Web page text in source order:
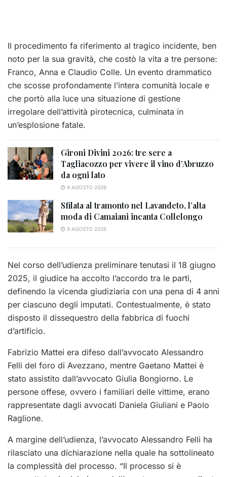
Il procedimento fa riferimento al tragico incidente, ben
noto per la sua gravità, che costò la vita a tre persone:
Franco, Anna e Claudio Colle. Un evento drammatico
che scosse profondamente l’intera comunità locale e
che portò alla luce una situazione di gestione
irregolare dell’attività pirotecnica, culminata in
un’esplosione fatale.
Gironi Divini 2026: tre sere a
Tagliacozzo per vivere il vino d’Abruzzo
da ogni lato
9 AGOSTO 2026
Sfilata al tramonto nel Lavandeto, l’alta
moda di Camaiani incanta Collelongo
9 AGOSTO 2026
Nel corso dell’udienza preliminare tenutasi il 18 giugno
2025, il giudice ha accolto l’accordo tra le parti,
definendo la vicenda giudiziaria con una pena di 4 anni
per ciascuno degli imputati. Contestualmente, è stato
disposto il dissequestro della fabbrica di fuochi
d’artificio.
Fabrizio Mattei era difeso dall’avvocato Alessandro
Felli del foro di Avezzano, mentre Gaetano Mattei è
stato assistito dall’avvocato Giulia Bongiorno. Le
persone offese, ovvero i familiari delle vittime, erano
rappresentate dagli avvocati Daniela Giuliani e Paolo
Raglione.
A margine dell’udienza, l’avvocato Alessandro Felli ha
rilasciato una dichiarazione nella quale ha sottolineato
la complessità del processo. “Il processo si è